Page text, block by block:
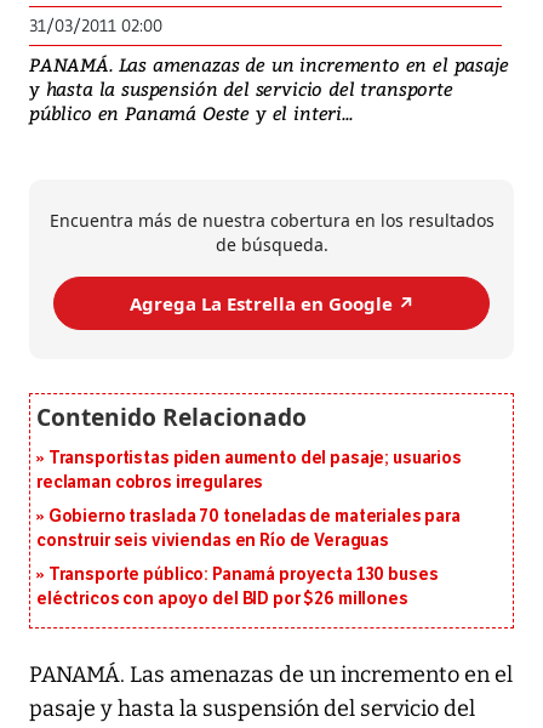
31/03/2011 02:00
PANAMÁ. Las amenazas de un incremento en el pasaje
y hasta la suspensión del servicio del transporte
público en Panamá Oeste y el interi...
Encuentra más de nuestra cobertura en los resultados
de búsqueda.
Agrega La Estrella en Google ↗️
Transportistas piden aumento del pasaje; usuarios
reclaman cobros irregulares
Gobierno traslada 70 toneladas de materiales para
construir seis viviendas en Río de Veraguas
Transporte público: Panamá proyecta 130 buses
eléctricos con apoyo del BID por $26 millones
PANAMÁ. Las amenazas de un incremento en el
pasaje y hasta la suspensión del servicio del